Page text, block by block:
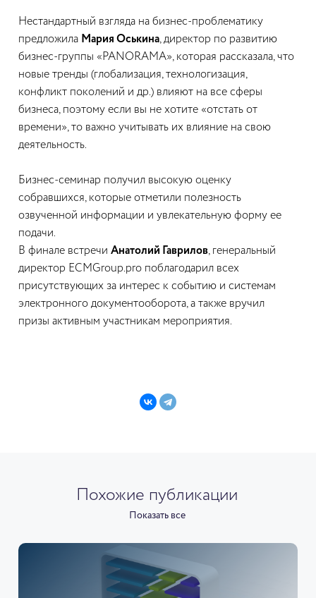
Нестандартный взгляда на бизнес-проблематику
предложила Мария Оськина, директор по развитию
бизнес-группы «PANORAMA», которая рассказала, что
новые тренды (глобализация, технологизация,
конфликт поколений и др.) влияют на все сферы
бизнеса, поэтому если вы не хотите «отстать от
времени», то важно учитывать их влияние на свою
деятельность.
Бизнес-семинар получил высокую оценку
собравшихся, которые отметили полезность
озвученной информации и увлекательную форму ее
подачи.
В финале встречи Анатолий Гаврилов, генеральный
директор ECMGroup.pro поблагодарил всех
присутствующих за интерес к событию и системам
электронного документооборота, а также вручил
призы активным участникам мероприятия.
Похожие публикации
Показать все